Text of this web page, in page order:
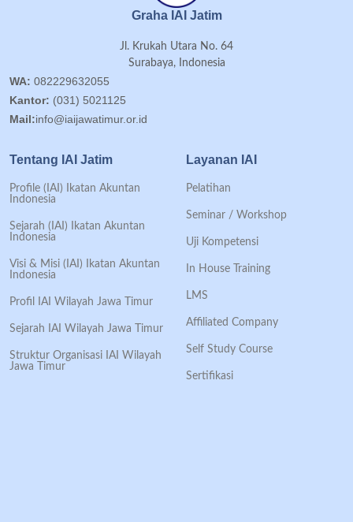
Graha IAI Jatim
Jl. Krukah Utara No. 64
Surabaya, Indonesia
WA: 082229632055
Kantor: (031) 5021125
Mail:info@iaijawatimur.or.id
Tentang IAI Jatim
Profile (IAI) Ikatan Akuntan
Indonesia
Sejarah (IAI) Ikatan Akuntan
Indonesia
Visi & Misi (IAI) Ikatan Akuntan
Indonesia
Profil IAI Wilayah Jawa Timur
Sejarah IAI Wilayah Jawa Timur
Struktur Organisasi IAI Wilayah
Jawa Timur
Layanan IAI
Pelatihan
Seminar / Workshop
Uji Kompetensi
In House Training
LMS
Affiliated Company
Self Study Course
Sertifikasi